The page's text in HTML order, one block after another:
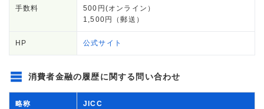
手数料
500円(オンライン）
1,500円（郵送）
HP 公式サイト
消費者金融の履歴に関する問い合わせ
略称 JICC